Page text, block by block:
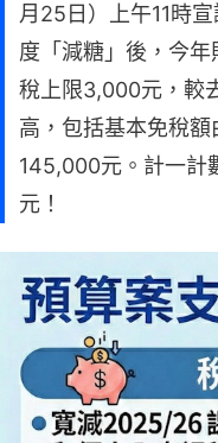
月25日）上午11時
度「減糖」後，今
稅上限3,000元，較
高，包括基本免稅
145,000元。計一計
元！